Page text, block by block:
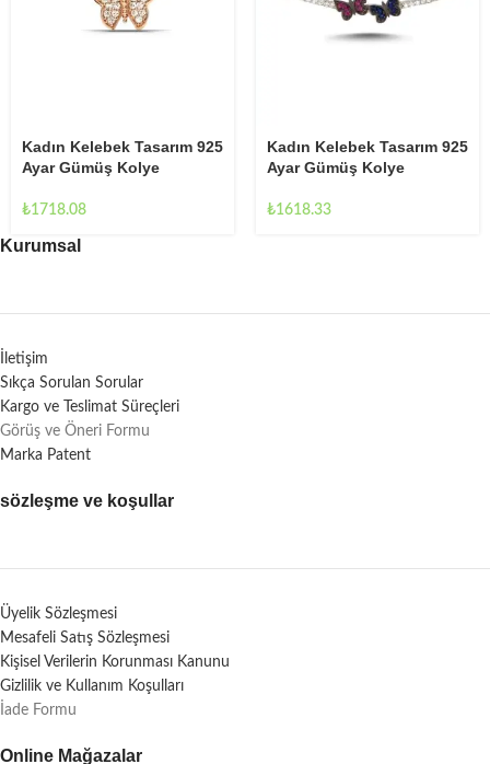
Kadın Kelebek Tasarım 925
Ayar Gümüş Kolye
₺1718.08
Kadın Kelebek Tasarım 925
Ayar Gümüş Kolye
₺1618.33
Kurumsal
İletişim
Sıkça Sorulan Sorular
Kargo ve Teslimat Süreçleri
Görüş ve Öneri Formu
Marka Patent
sözleşme ve koşullar
Üyelik Sözleşmesi
Mesafeli Satış Sözleşmesi
Kişisel Verilerin Korunması Kanunu
Gizlilik ve Kullanım Koşulları
İade Formu
Online Mağazalar